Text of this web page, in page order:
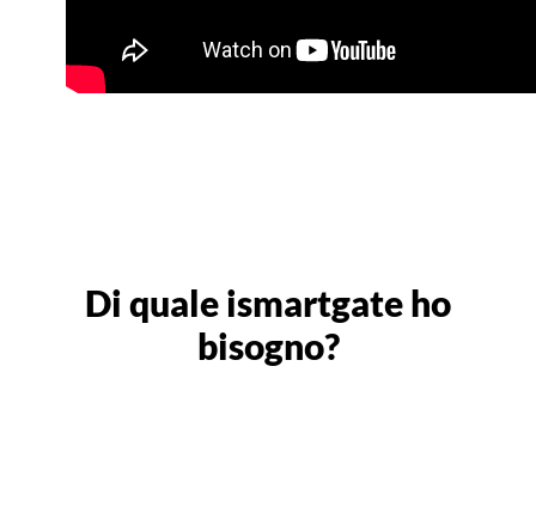
Di quale ismartgate ho
bisogno?